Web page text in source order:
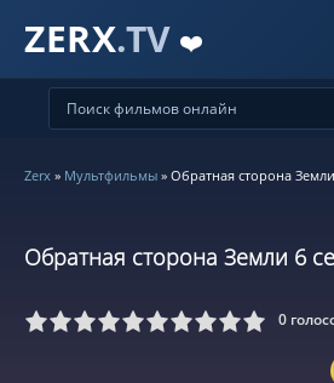
ZERX.TV ❤️
Zerx » Мультфильмы » Обратная сторона
Обратная сторона Земли 6
6 7 8 9 10 0